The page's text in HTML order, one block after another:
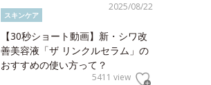
2025/08/22
スキンケア
【30秒ショート動画】新・シワ改
善美容液「ザ リンクルセラム」の
おすすめの使い方って？
5411 view